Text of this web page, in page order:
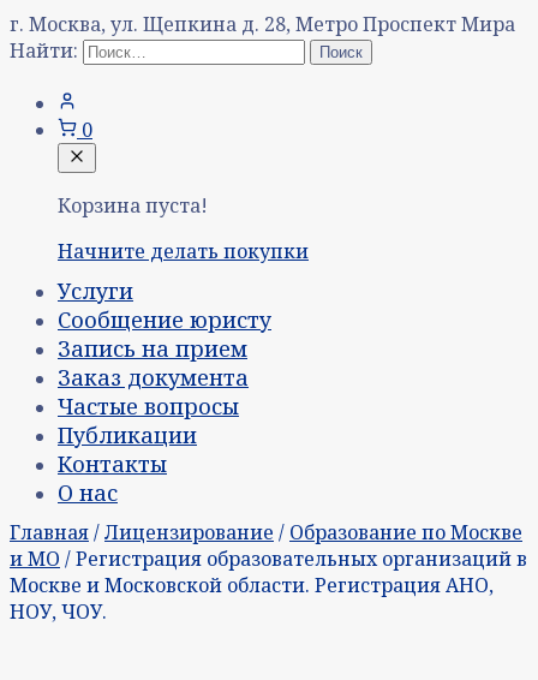
г. Москва, ул. Щепкина д. 28, Метро Проспект Мира
Найти:
0
Корзина пуста!
Начните делать покупки
Услуги
Сообщение юристу
Запись на прием
Заказ документа
Частые вопросы
Публикации
Контакты
О нас
Главная/Лицензирование / Образование по Москве
и МО / Регистрация образовательных организаций в
Москве и Московской области. Регистрация АНО,
НОУ, ЧОУ.